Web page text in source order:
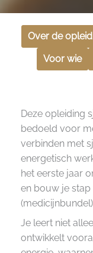
Over de
Voor wie
Deze opleiding
bedoeld voor
verbinden met
energetisch
het eerste jaar
en bouw je
Je leert niet
ontwikkelt